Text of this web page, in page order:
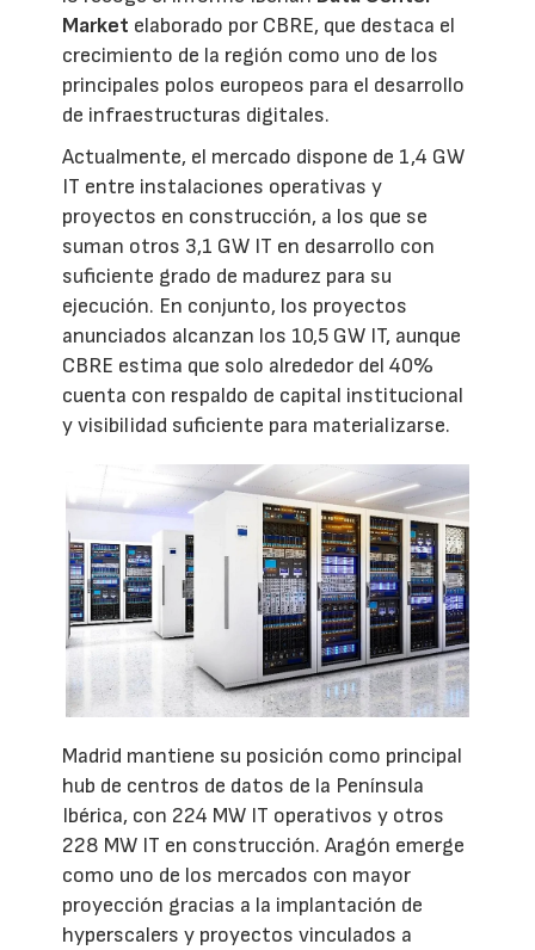
Market elaborado por CBRE, que destaca el
crecimiento de la región como uno de los
principales polos europeos para el desarrollo
de infraestructuras digitales.
Actualmente, el mercado dispone de 1,4 GW
IT entre instalaciones operativas y
proyectos en construcción, a los que se
suman otros 3,1 GW IT en desarrollo con
suficiente grado de madurez para su
ejecución. En conjunto, los proyectos
anunciados alcanzan los 10,5 GW IT, aunque
CBRE estima que solo alrededor del 40%
cuenta con respaldo de capital institucional
y visibilidad suficiente para materializarse.
Madrid mantiene su posición como principal
hub de centros de datos de la Península
Ibérica, con 224 MW IT operativos y otros
228 MW IT en construcción. Aragón emerge
como uno de los mercados con mayor
proyección gracias a la implantación de
hyperscalers y proyectos vinculados a